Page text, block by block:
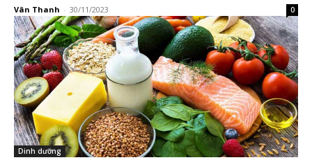
Vân Thanh - 30/11/2023 0
Dinh dưỡng